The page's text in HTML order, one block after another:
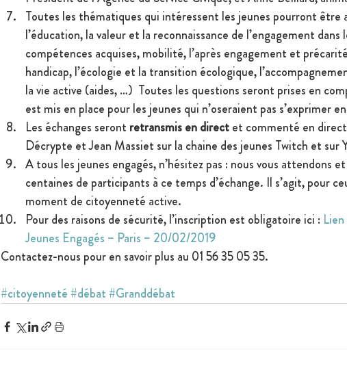
Toutes les thématiques qui intéressent les jeunes pourront être
l’éducation, la valeur et la reconnaissance de l’engagement
compétences acquises, mobilité, l’après engagement et
handicap, l’écologie et la transition écologique,
la vie active (aides, …)  Toutes les questions seront prises en
est mis en place pour les jeunes qui n’oseraient pas s’exprimer
Les échanges seront retransmis en direct et commenté en
Décrypte et Jean Massiet sur la chaine des jeunes Twitch et sur
A tous les jeunes engagés, n’hésitez pas : nous vous attendons
centaines de participants à ce temps d’échange. Il s’agit, pour
moment de citoyenneté active.
Pour des raisons de sécurité, l’inscription est obligatoire ici :
Jeunes Engagés – Paris – 20/02/2019
Contactez-nous pour en savoir plus au 01 56 35 05 35.
#citoyenneté#débat#Granddébat